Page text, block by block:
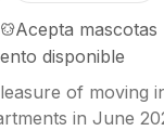
Acepta mascotas
disponible
of moving
in June